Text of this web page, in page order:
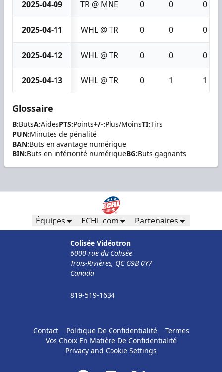
2025-04-09 TR @ MNE 0 0 0
2025-04-11 WHL @ TR 0 0 0
2025-04-12 WHL @ TR 0 0 0
2025-04-13 WHL @ TR 0 1 1
Glossaire
B:ButsA:AidesPTS:Points+/-:Plus/MoinsTI:Tirs
PUN:Minutes de pénalité
BAN:Buts en avantage numérique
BIN:Buts en infériorité numériqueBG:Buts gagnants
Équipes ECHL.com Partenaires
Colisée Vidéotron
6000 rue du Colisée
Trois-Rivières, QC G9B 0Y7
Canada
819-519-1634
Contact Politique De Confidentialité
Termes
Vos Choix En Matière De Confidentialité
Privacy and Cookie Settings